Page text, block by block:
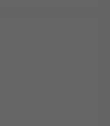
報の提示